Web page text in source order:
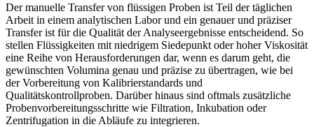
Der manuelle Transfer von flüssigen Proben ist Teil der täglichen
Arbeit in einem analytischen Labor und ein genauer und präziser
Transfer ist für die Qualität der Analyseergebnisse entscheidend. So
stellen Flüssigkeiten mit niedrigem Siedepunkt oder hoher Viskosität
eine Reihe von Herausforderungen dar, wenn es darum geht, die
gewünschten Volumina genau und präzise zu übertragen, wie bei
der Vorbereitung von Kalibrierstandards und
Qualitätskontrollproben. Darüber hinaus sind oftmals zusätzliche
Probenvorbereitungsschritte wie Filtration, Inkubation oder
Zentrifugation in die Abläufe zu integrieren.